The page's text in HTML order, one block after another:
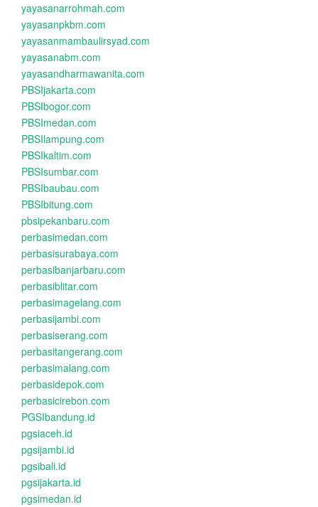
yayasanarrohmah.com
yayasanpkbm.com
yayasanmambaulirsyad.com
yayasanabm.com
yayasandharmawanita.com
PBSIjakarta.com
PBSIbogor.com
PBSImedan.com
PBSIlampung.com
PBSIkaltim.com
PBSIsumbar.com
PBSIbaubau.com
PBSIbitung.com
pbsipekanbaru.com
perbasimedan.com
perbasisurabaya.com
perbasibanjarbaru.com
perbasiblitar.com
perbasimagelang.com
perbasijambi.com
perbasiserang.com
perbasitangerang.com
perbasimalang.com
perbasidepok.com
perbasicirebon.com
PGSIbandung.id
pgsiaceh.id
pgsijambi.id
pgsibali.id
pgsijakarta.id
pgsimedan.id